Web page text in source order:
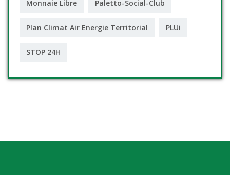
Monnaie Libre Paletto-Social-Club
Plan Climat Air Energie Territorial PLUi
STOP 24H